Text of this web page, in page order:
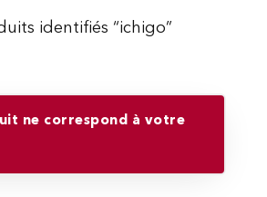
identifiés “ichigo”
ne correspond à votre